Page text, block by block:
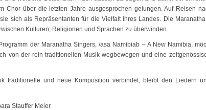
Chor über die letzten Jahre ausgesprochen gelungen. Auf Reisen
sich als Repräsentanten für die Vielfalt ihres Landes. Die
Kulturen, Religionen und Sprachen zu überwinden.
der Maranatha Singers, /asa Namibiab – A New Namibia,
von der rein traditionellen Musik wegbewegen und eine
traditionelle und neue Komposition verbindet, bleibt den Liedern
Stauffer Meier